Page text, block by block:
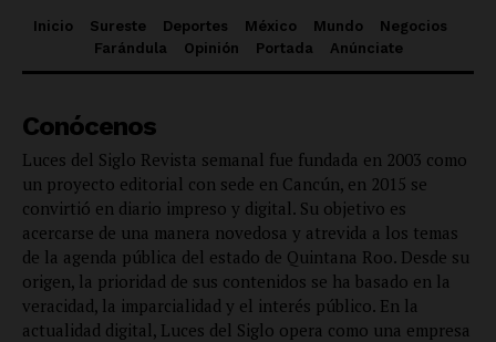
Inicio Sureste Deportes México Mundo
Negocios
Farándula
Opinión Portada Anúnciate
Conócenos
Luces del Siglo Revista semanal fue fundada en 2003 como
un proyecto editorial con sede en Cancún, en 2015 se
convirtió en diario impreso y digital. Su objetivo es
acercarse de una manera novedosa y atrevida a los temas
de la agenda pública del estado de Quintana Roo. Desde su
origen, la prioridad de sus contenidos se ha basado en la
veracidad, la imparcialidad y el interés público. En la
actualidad digital, Luces del Siglo opera como una empresa